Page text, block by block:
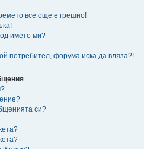
все още е грешно!
името ми?
потребител, форума иска да вляза?!
си?